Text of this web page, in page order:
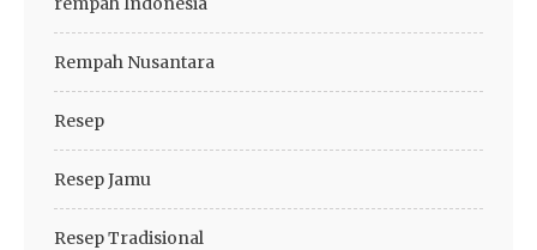
Rempah Nusantara
Resep
Resep Jamu
Resep Tradisional